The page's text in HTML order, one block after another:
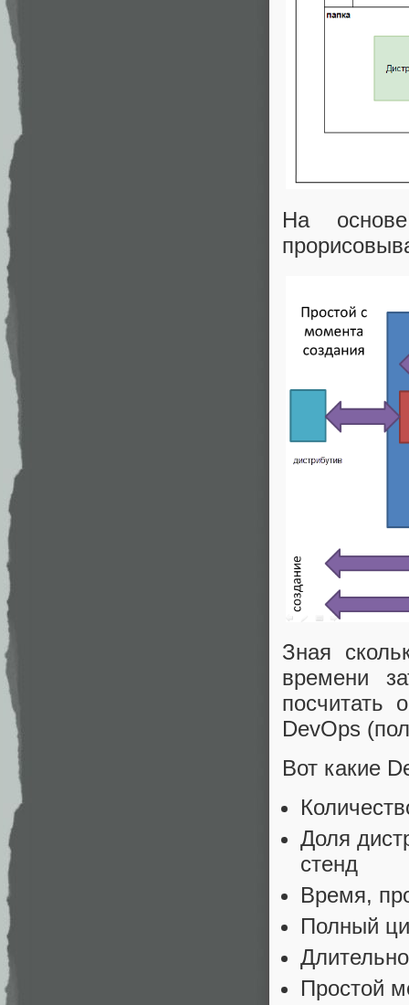
На
Зная
времени
посчитать
DevOps
Вот какие
Доля
стенд
Время,
Полный
Простой